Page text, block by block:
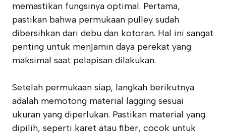
memastikan fungsinya optimal. Pertama,
pastikan bahwa permukaan pulley sudah
dibersihkan dari debu dan kotoran. Hal ini sangat
penting untuk menjamin daya perekat yang
maksimal saat pelapisan dilakukan.
Setelah permukaan siap, langkah berikutnya
adalah memotong material lagging sesuai
ukuran yang diperlukan. Pastikan material yang
dipilih, seperti karet atau fiber, cocok untuk